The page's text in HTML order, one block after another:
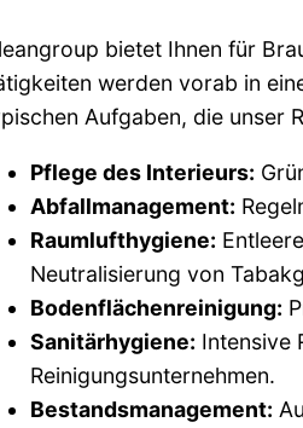
bietet Ihnen für
werden vorab in
Aufgaben, die unser
Pflege des Interieurs:
Abfallmanagement:
Raumlufthygiene:
Neutralisierung von
Bodenflächenreinigung:
Sanitärhygiene: Intensive
Reinigungsunternehmen.
Bestandsmanagement: